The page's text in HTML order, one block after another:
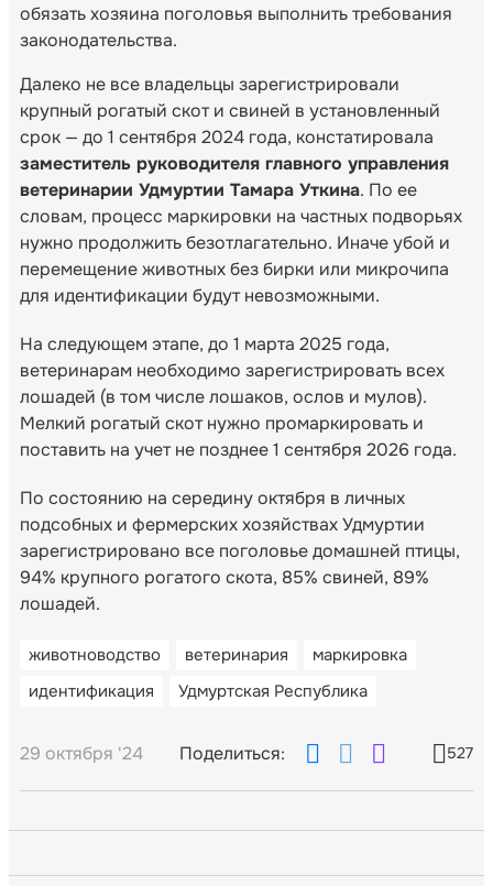
обязать хозяина поголовья выполнить требования
законодательства.
Далеко не все владельцы зарегистрировали
крупный рогатый скот и свиней в установленный
срок — до 1 сентября 2024 года, констатировала
заместитель руководителя главного управления
ветеринарии Удмуртии Тамара Уткина. По ее
словам, процесс маркировки на частных подворьях
нужно продолжить безотлагательно. Иначе убой и
перемещение животных без бирки или микрочипа
для идентификации будут невозможными.
На следующем этапе, до 1 марта 2025 года,
ветеринарам необходимо зарегистрировать всех
лошадей (в том числе лошаков, ослов и мулов).
Мелкий рогатый скот нужно промаркировать и
поставить на учет не позднее 1 сентября 2026 года.
По состоянию на середину октября в личных
подсобных и фермерских хозяйствах Удмуртии
зарегистрировано все поголовье домашней птицы,
94% крупного рогатого скота, 85% свиней, 89%
лошадей.
животноводство ветеринария
маркировка
идентификация
Удмуртская Республика
29 октября '24 Поделиться: 527